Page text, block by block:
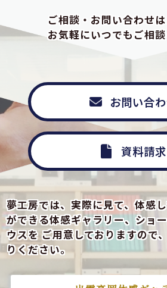
ご相談・お問い合わせ
お気軽にいつでもご相談
お問い合
資料請求
夢工房では、実際に見て、体感
ができる体感ギャラリー、ショ
ウスをご用意しておりますので
りください。